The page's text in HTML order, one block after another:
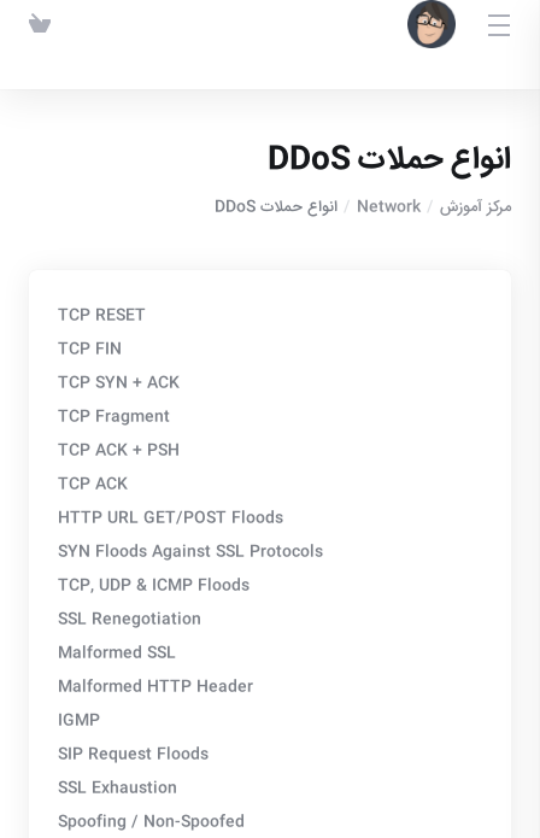
انواع حملات DDoS
مرکز آموزش Network انواع حملات DDoS
TCP RESET
TCP FIN
TCP SYN + ACK
TCP Fragment
TCP ACK + PSH
TCP ACK
HTTP URL GET/POST Floods
SYN Floods Against SSL Protocols
TCP, UDP & ICMP Floods
SSL Renegotiation
Malformed SSL
Malformed HTTP Header
IGMP
SIP Request Floods
SSL Exhaustion
Spoofing / Non-Spoofed